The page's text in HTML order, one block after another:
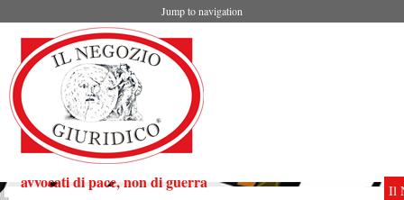
Jump to navigation
Il
avvocati di pace, non di guerra